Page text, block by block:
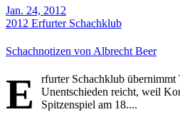
Jan. 24, 2012
2012 Erfurter Schachklub
Schachnotizen von Albrecht Beer
E
rfurter Schachklub übernimmt
Unentschieden reicht, weil
Spitzenspiel am 18....